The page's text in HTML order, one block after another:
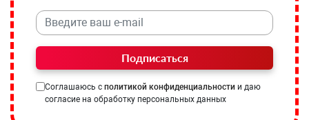
Подписаться
Соглашаюсь с политикой конфиденциальности и даю
согласие на обработку персональных данных